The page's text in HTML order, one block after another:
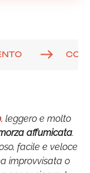
, leggero e molto
affumicata.
facile e veloce
improvvisata o